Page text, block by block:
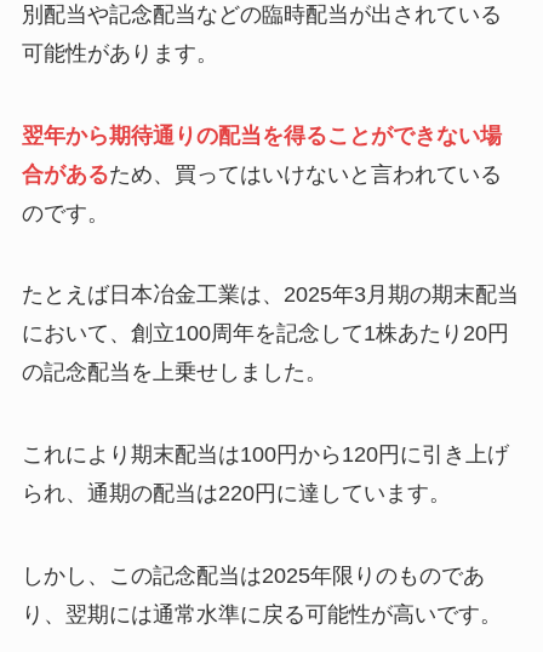
別配当や記念配当などの臨時配当が出されている
可能性があります。
翌年から期待通りの配当を得ることができない場
合があるため、買ってはいけないと言われている
のです。
たとえば日本冶金工業は、2025年3月期の期末配当
において、創立100周年を記念して1株あたり20円
の記念配当を上乗せしました。
これにより期末配当は100円から120円に引き上げ
られ、通期の配当は220円に達しています。
しかし、この記念配当は2025年限りのものであ
り、翌期には通常水準に戻る可能性が高いです。